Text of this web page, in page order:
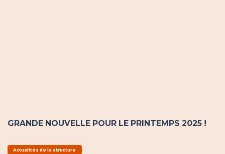
GRANDE NOUVELLE POUR LE PRINTEMPS 2025 !
Actualités de la structure